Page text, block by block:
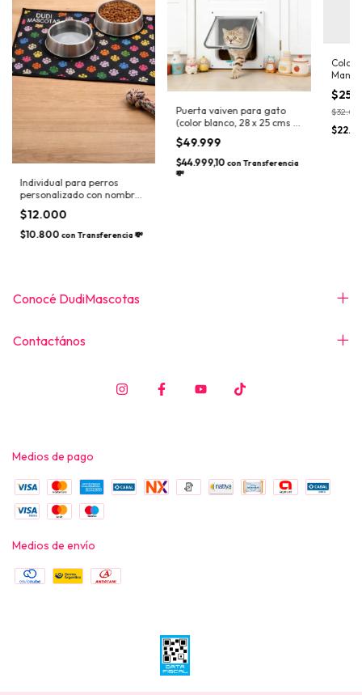
Individual para perros
personalizado con nombre
bordado
$12.000
$10.800 con Transferencia 💸
Puerta vaiven para gato
(color blanco, 28 x 25 cms +
2 cms de ancho aprox)
$49.999
$44.999,10 conTransferencia
💸
el
Conocé DudiMascotas
Contactános
Medios de pago
Medios de envío